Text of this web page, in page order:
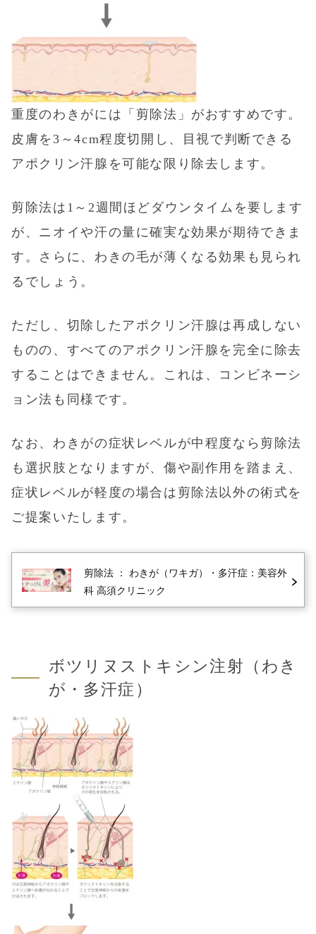
重度のわきがには「剪除法」がおすすめです。
皮膚を3～4cm程度切開し、目視で判断できる
アポクリン汗腺を可能な限り除去します。
剪除法は1～2週間ほどダウンタイムを要します
が、ニオイや汗の量に確実な効果が期待できま
す。さらに、わきの毛が薄くなる効果も見られ
るでしょう。
ただし、切除したアポクリン汗腺は再成しない
ものの、すべてのアポクリン汗腺を完全に除去
することはできません。これは、 コンビネーシ
ョン法 も同様です。
なお、わきがの症状レベルが中程度なら剪除法
も選択肢となりますが、傷や副作用を踏まえ、
症状レベルが軽度の場合は剪除法以外の術式を
ご提案いたします。
剪除法 ： わきが（ワキガ）・多汗症：美容外
科 高須クリニック
ボツリヌストキシン注射（わき
が・多汗症）